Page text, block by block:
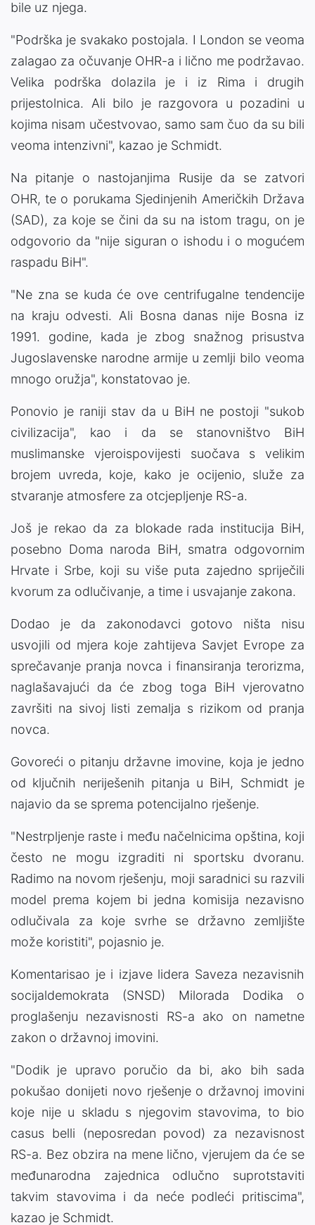
bile uz njega.
"Podrška je svakako postojala. I London se veoma
zalagao za očuvanje OHR-a i lično me podržavao.
Velika podrška dolazila je i iz Rima i drugih
prijestolnica. Ali bilo je razgovora u pozadini u
kojima nisam učestvovao, samo sam čuo da su bili
veoma intenzivni", kazao je Schmidt.
Na pitanje o nastojanjima Rusije da se zatvori
OHR, te o porukama Sjedinjenih Američkih Država
(SAD), za koje se čini da su na istom tragu, on je
odgovorio da "nije siguran o ishodu i o mogućem
raspadu BiH".
"Ne zna se kuda će ove centrifugalne tendencije
na kraju odvesti. Ali Bosna danas nije Bosna iz
1991. godine, kada je zbog snažnog prisustva
Jugoslavenske narodne armije u zemlji bilo veoma
mnogo oružja", konstatovao je.
Ponovio je raniji stav da u BiH ne postoji "sukob
civilizacija", kao i da se stanovništvo BiH
muslimanske vjeroispovijesti suočava s velikim
brojem uvreda, koje, kako je ocijenio, služe za
stvaranje atmosfere za otcjepljenje RS-a.
Još je rekao da za blokade rada institucija BiH,
posebno Doma naroda BiH, smatra odgovornim
Hrvate i Srbe, koji su više puta zajedno spriječili
kvorum za odlučivanje, a time i usvajanje zakona.
Dodao je da zakonodavci gotovo ništa nisu
usvojili od mjera koje zahtijeva Savjet Evrope za
sprečavanje pranja novca i finansiranja terorizma,
naglašavajući da će zbog toga BiH vjerovatno
završiti na sivoj listi zemalja s rizikom od pranja
novca.
Govoreći o pitanju državne imovine, koja je jedno
od ključnih neriješenih pitanja u BiH, Schmidt je
najavio da se sprema potencijalno rješenje.
"Nestrpljenje raste i među načelnicima opština, koji
često ne mogu izgraditi ni sportsku dvoranu.
Radimo na novom rješenju, moji saradnici su razvili
model prema kojem bi jedna komisija nezavisno
odlučivala za koje svrhe se državno zemljište
može koristiti", pojasnio je.
Komentarisao je i izjave lidera Saveza nezavisnih
socijaldemokrata (SNSD) Milorada Dodika o
proglašenju nezavisnosti RS-a ako on nametne
zakon o državnoj imovini.
"Dodik je upravo poručio da bi, ako bih sada
pokušao donijeti novo rješenje o državnoj imovini
koje nije u skladu s njegovim stavovima, to bio
casus belli (neposredan povod) za nezavisnost
RS-a. Bez obzira na mene lično, vjerujem da će se
međunarodna zajednica odlučno suprotstaviti
takvim stavovima i da neće podleći pritiscima",
kazao je Schmidt.